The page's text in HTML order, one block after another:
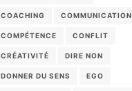
COACHING COMMUNICATION
COMPÉTENCE CONFLIT
CRÉATIVITÉ DIRE NON
DONNER DU SENS EGO